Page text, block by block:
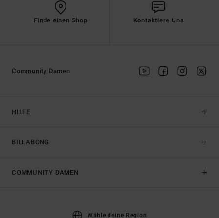
Finde einen Shop Kontaktiere Uns
HILFE
BILLABONG
Community Damen
COMMUNITY DAMEN
Wähle deine Region